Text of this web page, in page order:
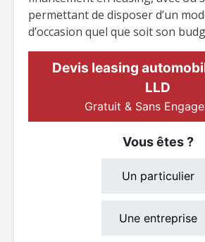
permettant de disposer d’un
d’occasion quel que soit son